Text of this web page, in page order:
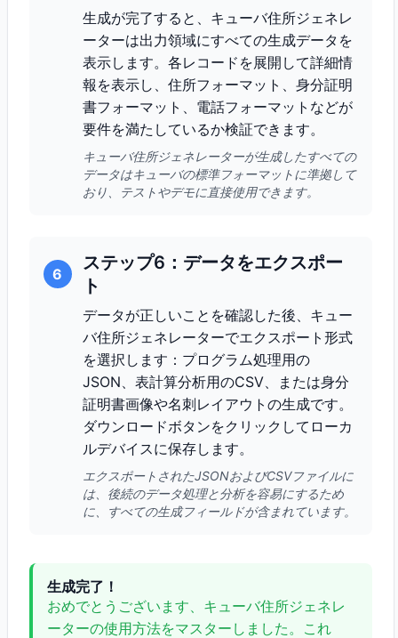
生成が完了すると、キューバ住所ジェネレ
ーターは出力領域にすべての生成データを
表示します。各レコードを展開して詳細情
報を表示し、住所フォーマット、身分証明
書フォーマット、電話フォーマットなどが
要件を満たしているか検証できます。
キューバ住所ジェネレーターが生成したすべての
データはキューバの標準フォーマットに準拠して
おり、テストやデモに直接使用できます。
6
ステップ6：データをエクスポー
ト
データが正しいことを確認した後、キュー
バ住所ジェネレーターでエクスポート形式
を選択します：プログラム処理用の
JSON、表計算分析用のCSV、または身分
証明書画像や名刺レイアウトの生成です。
ダウンロードボタンをクリックしてローカ
ルデバイスに保存します。
エクスポートされたJSONおよびCSVファイルに
は、後続のデータ処理と分析を容易にするため
に、すべての生成フィールドが含まれています。
生成完了！
おめでとうございます、キューバ住所ジェネレ
ーターの使用方法をマスターしました。これ